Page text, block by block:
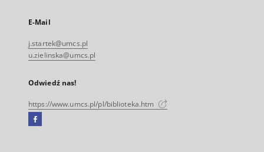
E-Mail
j.startek@umcs.pl
u.zielinska@umcs.pl
Odwiedź nas!
https://www.umcs.pl/pl/biblioteka.htm
Facebook